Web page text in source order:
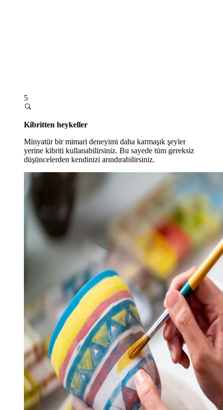
5
Kibritten heykeller
Minyatür bir mimari deneyimi daha karmaşık şeyler
yerine kibriti kullanabilirsiniz. Bu sayede tüm gereksiz
düşüncelerden kendinizi arındırabilirsiniz.